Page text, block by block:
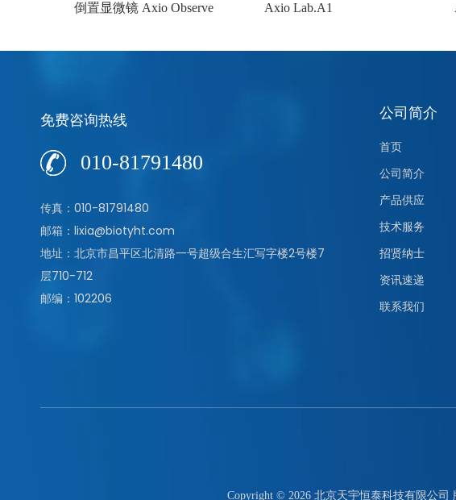
置显微镜 Axio Observe Axio Lab.A1 Axio Imager
免费咨询热线
010-81791480
传真：010-81791480
邮箱：lixia@biotyht.com
地址：北京市昌平区北清路一号超级合生汇写字楼2号楼7
层710-712
邮编：102206
公司简介
首页
公司简介
产品供应
技术服务
招贤纳士
资讯速递
联系我们
Copyright © 2026 北京天宇恒泰科技有限公司